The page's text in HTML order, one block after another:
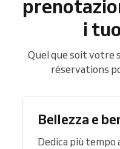
i
Quel que soit votre
réservations
Bellezza e
Dedica più tempo